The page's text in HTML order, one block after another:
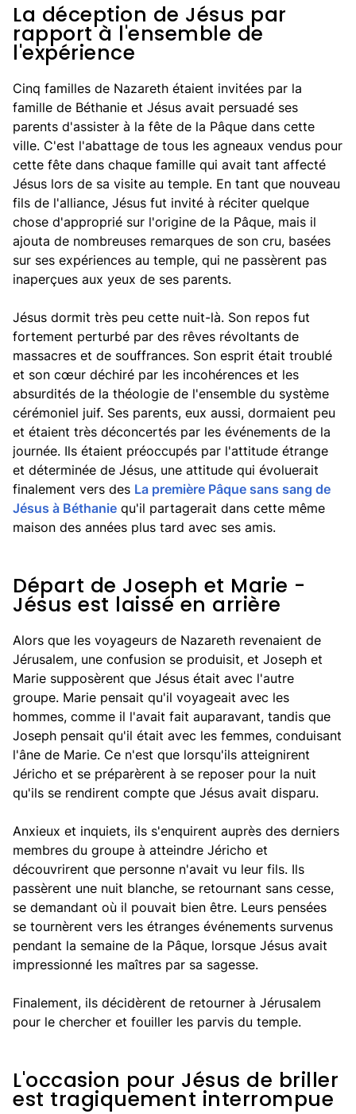
La déception de Jésus par
rapport à l'ensemble de
l'expérience
Cinq familles de Nazareth étaient invitées par la
famille de Béthanie et Jésus avait persuadé ses
parents d'assister à la fête de la Pâque dans cette
ville. C'est l'abattage de tous les agneaux vendus pour
cette fête dans chaque famille qui avait tant affecté
Jésus lors de sa visite au temple. En tant que nouveau
fils de l'alliance, Jésus fut invité à réciter quelque
chose d'approprié sur l'origine de la Pâque, mais il
ajouta de nombreuses remarques de son cru, basées
sur ses expériences au temple, qui ne passèrent pas
inaperçues aux yeux de ses parents.
Jésus dormit très peu cette nuit-là. Son repos fut
fortement perturbé par des rêves révoltants de
massacres et de souffrances. Son esprit était troublé
et son cœur déchiré par les incohérences et les
absurdités de la théologie de l'ensemble du système
cérémoniel juif. Ses parents, eux aussi, dormaient peu
et étaient très déconcertés par les événements de la
journée. Ils étaient préoccupés par l'attitude étrange
et déterminée de Jésus, une attitude qui évoluerait
finalement vers des La première Pâque sans sang de
Jésus à Béthanie qu'il partagerait dans cette même
maison des années plus tard avec ses amis.
Départ de Joseph et Marie -
Jésus est laissé en arrière
Alors que les voyageurs de Nazareth revenaient de
Jérusalem, une confusion se produisit, et Joseph et
Marie supposèrent que Jésus était avec l'autre
groupe. Marie pensait qu'il voyageait avec les
hommes, comme il l'avait fait auparavant, tandis que
Joseph pensait qu'il était avec les femmes, conduisant
l'âne de Marie. Ce n'est que lorsqu'ils atteignirent
Jéricho et se préparèrent à se reposer pour la nuit
qu'ils se rendirent compte que Jésus avait disparu.
Anxieux et inquiets, ils s'enquirent auprès des derniers
membres du groupe à atteindre Jéricho et
découvrirent que personne n'avait vu leur fils. Ils
passèrent une nuit blanche, se retournant sans cesse,
se demandant où il pouvait bien être. Leurs pensées
se tournèrent vers les étranges événements survenus
pendant la semaine de la Pâque, lorsque Jésus avait
impressionné les maîtres par sa sagesse.
Finalement, ils décidèrent de retourner à Jérusalem
pour le chercher et fouiller les parvis du temple.
L'occasion pour Jésus de briller
est tragiquement interrompue